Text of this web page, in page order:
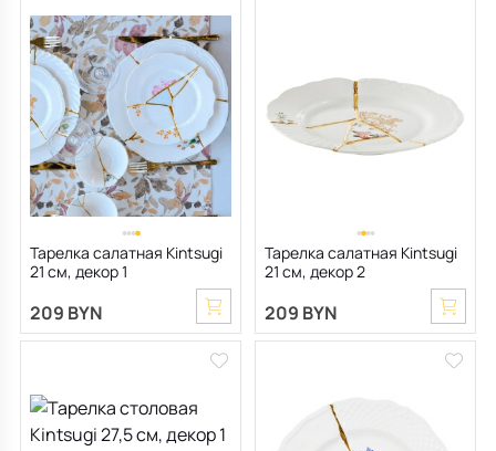
Тарелка салатная Kintsugi
21 см, декор 1
209 BYN
Тарелка салатная Kintsugi
21 см, декор 2
209 BYN